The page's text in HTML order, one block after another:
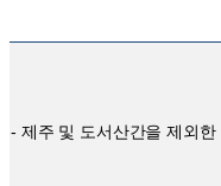
- 제주 및 도서산간을 제외한